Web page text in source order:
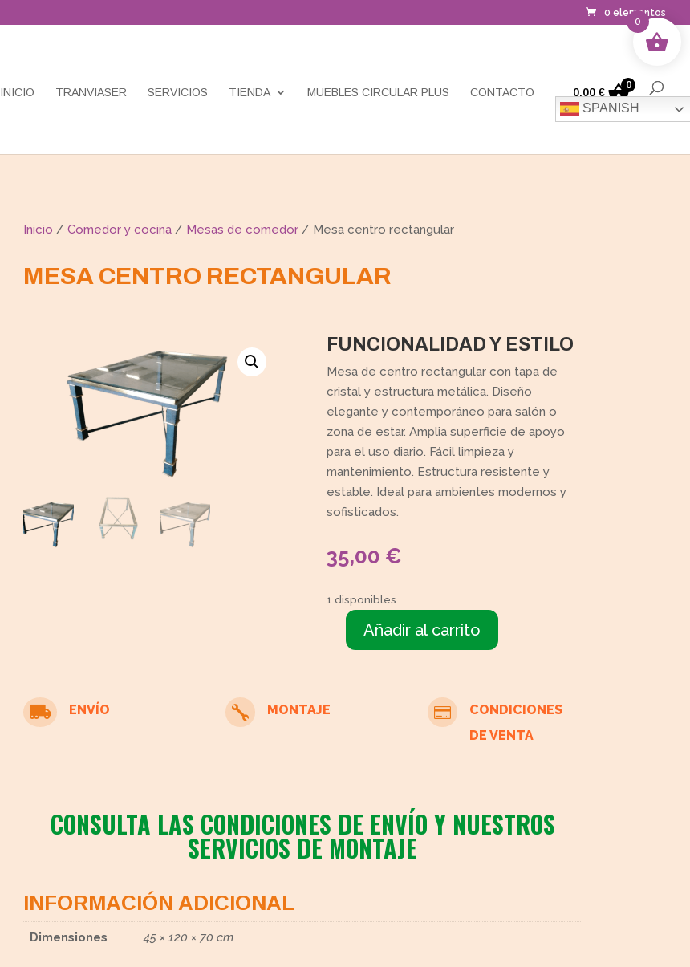
0 elementos
INICIO TRANVIASER SERVICIOS TIENDA MUEBLES CIRCULAR PLUS CONTACTO
SPANISH
0,00 €
0
Inicio / Comedor y cocina/ Mesas de comedor/ Mesa centro rectangular
MESA CENTRO RECTANGULAR
FUNCIONALIDAD Y ESTILO
Mesa de centro rectangular con tapa de
cristal y estructura metálica. Diseño
elegante y contemporáneo para salón o
zona de estar. Amplia superficie de apoyo
para el uso diario. Fácil limpieza y
mantenimiento. Estructura resistente y
estable. Ideal para ambientes modernos y
sofisticados.
35,00 €
1 disponibles
Mesa
Añadir al carrito
 ENVÍO  MONTAJE 
CONDICIONES
DE VENTA
CONSULTA LAS CONDICIONES DE ENVÍO Y NUESTROS
SERVICIOS DE MONTAJE
INFORMACIÓN ADICIONAL
Dimensiones 45 × 120 × 70 cm
0